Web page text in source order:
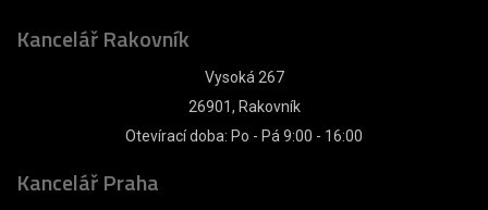
Kancelář Rakovník
Vysoká 267
26901, Rakovník
Otevírací doba: Po - Pá 9:00 - 16:00
Kancelář Praha